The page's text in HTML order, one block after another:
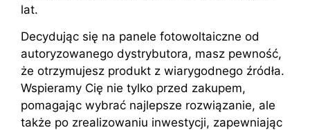
lat.
Decydując się na panele fotowoltaiczne od
autoryzowanego dystrybutora, masz pewność,
że otrzymujesz produkt z wiarygodnego źródła.
Wspieramy Cię nie tylko przed zakupem,
pomagając wybrać najlepsze rozwiązanie, ale
także po zrealizowaniu inwestycji, zapewniając